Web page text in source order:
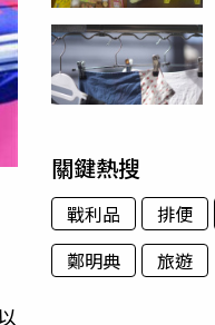
關鍵熱搜
戰利品 排便
鄭明典
旅遊